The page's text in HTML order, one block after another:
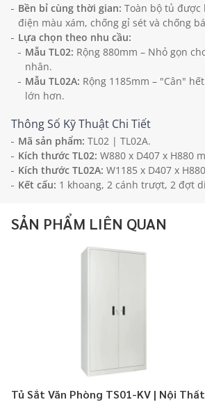
Bền bỉ cùng thời gian: Toàn bộ tủ
điện màu xám, chống gỉ sét và chống
Lựa chọn theo nhu cầu:
Mẫu TL02: Rộng 880mm – Nhỏ gọn
nhân.
Mẫu TL02A: Rộng 1185mm – "Cân"
lớn hơn.
Thông Số Kỹ Thuật Chi Tiết
Mã sản phẩm: TL02 | TL02A.
Kích thước TL02: W880 x D407 x H880
Kích thước TL02A: W1185 x D407 x
Kết cấu: 1 khoang, 2 cánh trượt, 2 đợt
SẢN PHẨM LIÊN QUAN
Tủ Sắt Văn Phòng TS01-KV | Nội Thất